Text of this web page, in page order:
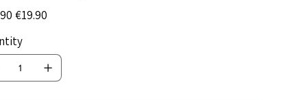
Sale
price
€19.90